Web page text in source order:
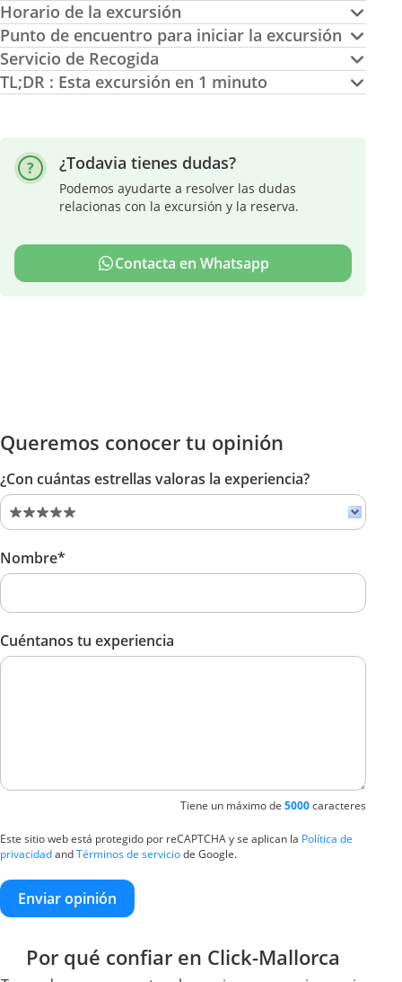
Horario de la excursión
Punto de encuentro para iniciar la excursión
Servicio de Recogida
TL;DR : Esta excursión en 1 minuto
¿Todavia tienes dudas?
Podemos ayudarte a resolver las dudas
relacionas con la excursión y la reserva.
Contacta en Whatsapp
Queremos conocer tu opinión
¿Con cuántas estrellas valoras la experiencia?
Nombre*
Cuéntanos tu experiencia
Tiene un máximo de 5000caracteres
Este sitio web está protegido por reCAPTCHA y se aplican la Política de
privacidadandTérminos de serviciode Google.
Enviar opinión
Por qué confiar en Click-Mallorca